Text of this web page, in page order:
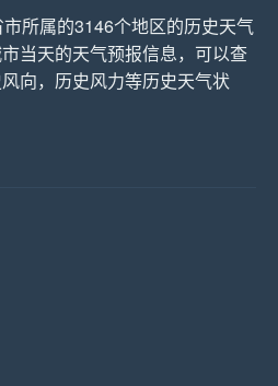
所属的3146个地区的历史天气
当天的天气预报信息，可以查
向，历史风力等历史天气状